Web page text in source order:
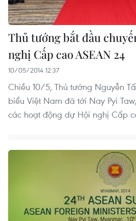
Thủ tướng bắt đầu
nghị Cấp cao ASEAN 24
10/05/2014 12:37
Chiều 10/5, Thủ tướng Nguyễn
biểu Việt Nam đã tới Nay Pyi
các hoạt động dự Hội nghị Cấp